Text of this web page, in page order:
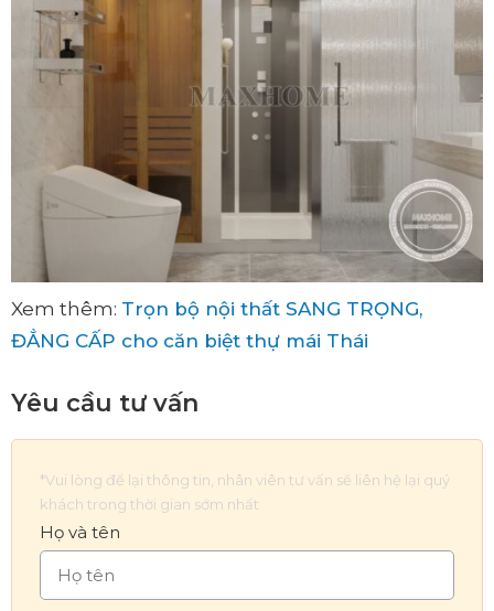
Xem thêm: Trọn bộ nội thất SANG TRỌNG,
ĐẲNG CẤP cho căn biệt thự mái Thái
Yêu cầu tư vấn
*Vui lòng để lại thông tin, nhân viên tư vấn sẽ liên hệ lại quý
khách trong thời gian sớm nhất
Họ và tên